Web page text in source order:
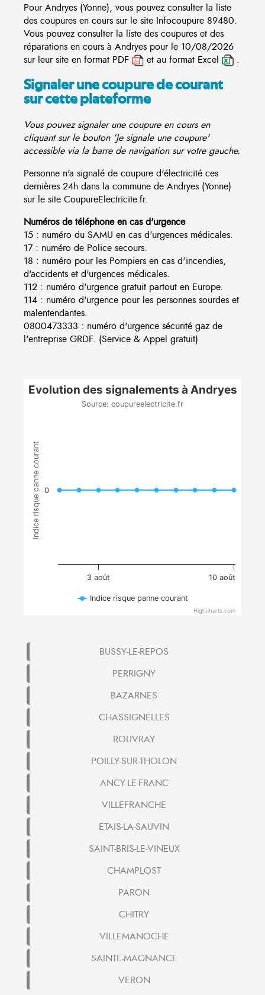
Pour Andryes (Yonne), vous pouvez consulter la liste
des coupures en cours sur le site Infocoupure 89480.
Vous pouvez consulter la liste des coupures et des
réparations en cours à Andryes pour le 10/08/2026
sur leur site en format PDF
et au format Excel .
Signaler une coupure de courant
sur cette plateforme
Vous pouvez signaler une coupure en cours en
cliquant sur le bouton 'Je signale une coupure'
accessible via la barre de navigation sur votre gauche.
Personne n'a signalé de coupure d'électricité ces
dernières 24h dans la commune de Andryes (Yonne)
sur le site CoupureElectricite.fr.
Numéros de téléphone en cas d'urgence
15 : numéro du SAMU en cas d'urgences médicales.
17 : numéro de Police secours.
18 : numéro pour les Pompiers en cas d'incendies,
d'accidents et d'urgences médicales.
112 : numéro d'urgence gratuit partout en Europe.
114 : numéro d'urgence pour les personnes sourdes et
malentendantes.
0800473333 : numéro d'urgence sécurité gaz de
l'entreprise GRDF. (Service & Appel gratuit)
Indice risque panne courant
Evolution des signalements à Andryes
Source: coupureelectricite.fr
3 août 10 août
0
Indice risque panne courant
Highcharts.com
BUSSY-LE-REPOS
PERRIGNY
BAZARNES
CHASSIGNELLES
ROUVRAY
POILLY-SUR-THOLON
ANCY-LE-FRANC
VILLEFRANCHE
ETAIS-LA-SAUVIN
SAINT-BRIS-LE-VINEUX
CHAMPLOST
PARON
CHITRY
VILLEMANOCHE
SAINTE-MAGNANCE
VERON